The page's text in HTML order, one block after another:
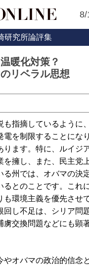
8/
研究所論評集
暖化対策？
リベラル思想
指摘しているように
電を制限することにな
ります。特に、ルイジ
を擁し、また、民主党
る州では、オバマの決
るとのことです。これ
も環境主義を優先させ
回し不足は、シリア問
虜交換問題などにも顕
オバマの政治的信念